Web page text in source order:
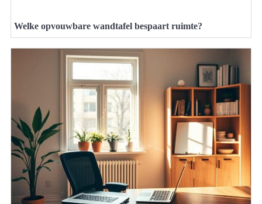
Welke opvouwbare wandtafel bespaart ruimte?